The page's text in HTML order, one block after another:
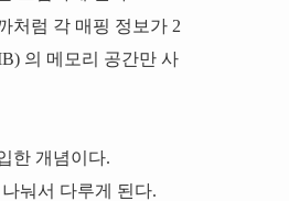
처럼 각 매핑 정보가 2
의 메모리 공간만 사
한 개념이다.
눠서 다루게 된다.